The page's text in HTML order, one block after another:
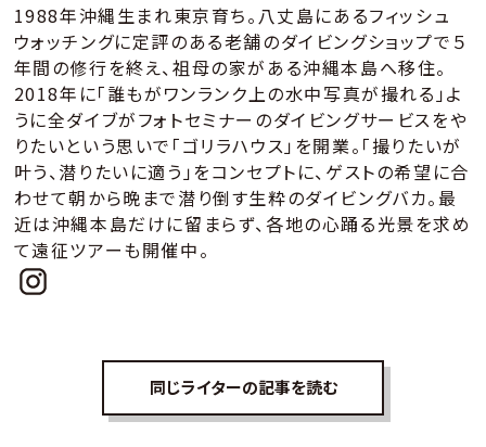
1988年沖縄生まれ東京育ち。八丈島にあるフィッシュ
ウォッチングに定評のある老舗のダイビングショップで５
年間の修行を終え、祖母の家がある沖縄本島へ移住。
2018年に「誰もがワンランク上の水中写真が撮れる」よ
うに全ダイブがフォトセミナーのダイビングサービスをや
りたいという思いで「ゴリラハウス」を開業。「撮りたいが
叶う、潜りたいに適う」をコンセプトに、ゲストの希望に合
わせて朝から晩まで潜り倒す生粋のダイビングバカ。最
近は沖縄本島だけに留まらず、各地の心踊る光景を求め
て遠征ツアーも開催中。
同じライターの記事を読む